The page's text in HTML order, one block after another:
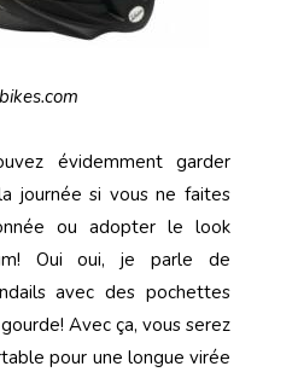
évidemment garder
journée si vous ne faites
ou adopter le look
Oui oui, je parle de
avec des pochettes
Avec ça, vous serez
pour une longue virée